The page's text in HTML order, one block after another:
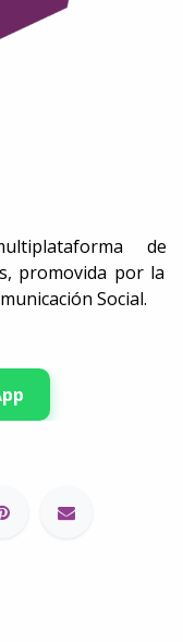
de
promovida por la
Social.